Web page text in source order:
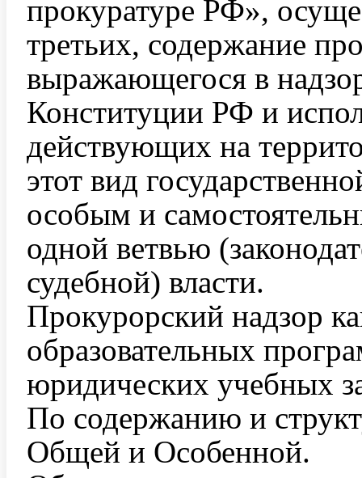
прокуратуре РФ»,
третьих, содержание
выражающегося в
Конституции РФ и
действующих на
этот вид
особым и
одной ветвью
судебной) власти.
Прокурорский надзор
образовательных
юридических учебных
По содержанию и
Общей и Особенной.